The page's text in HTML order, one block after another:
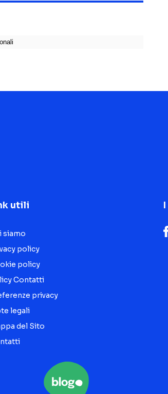
utili
siamo
policy
policy
Contatti
privacy
legali
del Sito